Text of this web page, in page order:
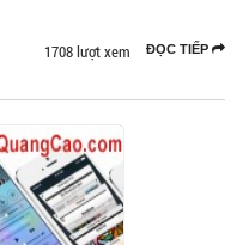
ĐỌC TIẾP
1708 lượt xem